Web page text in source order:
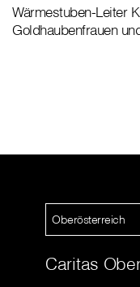
Wärmestuben-Leiter
Goldhaubenfrauen
Oberösterreich
Caritas